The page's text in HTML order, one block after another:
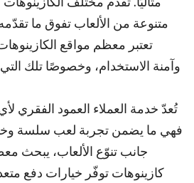
متنوعة من الألعاب تفوق ما تقدّمه
تعتبر معظم مواقع
وآمنة الاستخدام، وخصوصًا تلك
تُعدّ خدمة العملاء العمود الفقري
فهي ما يضمن تجربة لعب سلسة
جانب تنوّع الألعاب، يبحث
كازينوهات توفّر خيارات دفع